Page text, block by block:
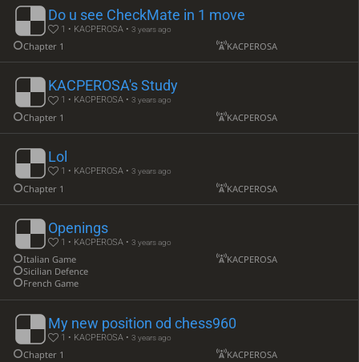
Do u see CheckMate in 1 move
1 • KACPEROSA •3 years ago
Chapter 1 KACPEROSA
KACPEROSA's Study
1 • KACPEROSA •3 years ago
Chapter 1 KACPEROSA
Lol
1 • KACPEROSA •3 years ago
Chapter 1 KACPEROSA
Openings
1 • KACPEROSA •3 years ago
Italian Game
Sicilian Defence
French Game
KACPEROSA
My new position od chess960
1 • KACPEROSA •3 years ago
Chapter 1 KACPEROSA